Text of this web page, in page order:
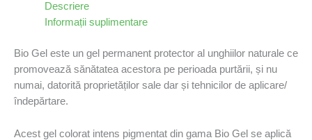
Descriere
Informații suplimentare
Bio Gel este un gel permanent protector al unghiilor naturale ce
promovează sănătatea acestora pe perioada purtării, și nu
numai, datorită proprietăților sale dar și tehnicilor de aplicare/
îndepărtare.
Acest gel colorat intens pigmentat din gama Bio Gel se aplică